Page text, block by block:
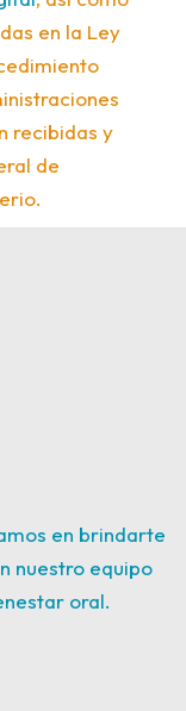
en la Ley
recibidas y
de
en brindarte
nuestro equipo
oral.